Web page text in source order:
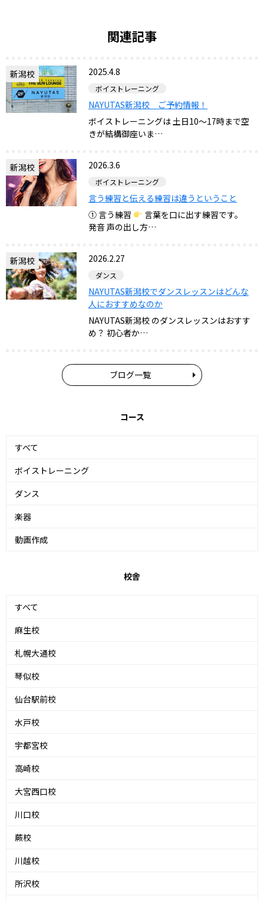
関連記事
新潟校 2025.4.8
ボイストレーニング
NAYUTAS新潟校 ご予約情報！
ボイストレーニングは 土日10～17時まで空
きが結構御座いま…
新潟校 2026.3.6
ボイストレーニング
言う練習と伝える練習は違うということ
① 言う練習
言葉を口に出す練習です。
発音 声の出し方…
新潟校 2026.2.27
ダンス
NAYUTAS新潟校でダンスレッスンはどんな
人におすすめなのか
NAYUTAS新潟校 のダンスレッスンはおすす
め？ 初心者か…
ブログ一覧
コース
すべて
ボイストレーニング
ダンス
楽器
動画作成
校舎
すべて
麻生校
札幌大通校
琴似校
仙台駅前校
水戸校
宇都宮校
高崎校
大宮西口校
川口校
蕨校
川越校
所沢校